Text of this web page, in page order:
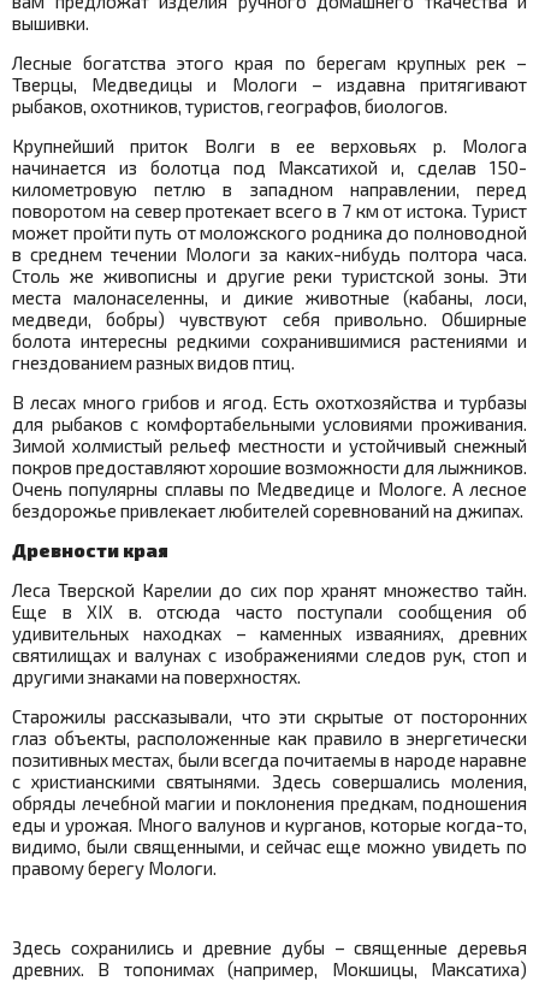
вышивки.
Лесные богатства этого края по берегам крупных рек –
Тверцы, Медведицы и Мологи – издавна притягивают
рыбаков, охотников, туристов, географов, биологов.
Крупнейший приток Волги в ее верховьях р. Молога
начинается из болотца под Максатихой и, сделав 150-
километровую петлю в западном направлении, перед
поворотом на север протекает всего в 7 км от истока. Турист
может пройти путь от моложского родника до полноводной
в среднем течении Мологи за каких-нибудь полтора часа.
Столь же живописны и другие реки туристской зоны. Эти
места малонаселенны, и дикие животные (кабаны, лоси,
медведи, бобры) чувствуют себя привольно. Обширные
болота интересны редкими сохранившимися растениями и
гнездованием разных видов птиц.
В лесах много грибов и ягод. Есть охотхозяйства и турбазы
для рыбаков с комфортабельными условиями проживания.
Зимой холмистый рельеф местности и устойчивый снежный
покров предоставляют хорошие возможности для лыжников.
Очень популярны сплавы по Медведице и Мологе. А лесное
бездорожье привлекает любителей соревнований на джипах.
Древности края
Леса Тверской Карелии до сих пор хранят множество тайн.
Еще в XIX в. отсюда часто поступали сообщения об
удивительных находках – каменных изваяниях, древних
святилищах и валунах с изображениями следов рук, стоп и
другими знаками на поверхностях.
Старожилы рассказывали, что эти скрытые от посторонних
глаз объекты, расположенные как правило в энергетически
позитивных местах, были всегда почитаемы в народе наравне
с христианскими святынями. Здесь совершались моления,
обряды лечебной магии и поклонения предкам, подношения
еды и урожая. Много валунов и курганов, которые когда-то,
видимо, были священными, и сейчас еще можно увидеть по
правому берегу Мологи.
Здесь сохранились и древние дубы – священные деревья
древних. В топонимах (например, Мокшицы, Максатиха)